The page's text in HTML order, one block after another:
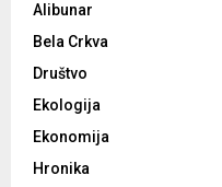
Alibunar
Bela Crkva
Društvo
Ekologija
Ekonomija
Hronika